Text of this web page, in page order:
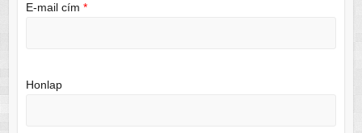
E-mail cím *
Honlap